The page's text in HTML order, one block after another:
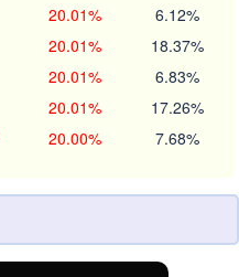
20.01% 6.12%
20.01% 18.37%
20.01% 6.83%
20.01% 17.26%
20.00% 7.68%